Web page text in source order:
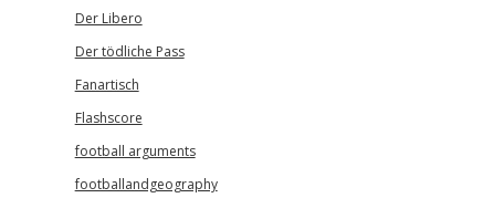
Der Libero
Der tödliche Pass
Fanartisch
Flashscore
football arguments
footballandgeography